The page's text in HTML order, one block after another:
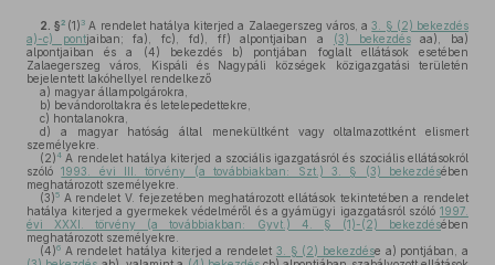
2. §2 (1)3 A rendelet hatálya kiterjed a Zalaegerszeg város, a3. § (2) bekezdés
a)-c) pontjaiban; fa), fc), fd), ff) alpontjaiban a (3) bekezdésaa), ba)
alpontjaiban és a (4) bekezdés b) pontjában foglalt ellátások esetében
Zalaegerszeg város, Kispáli és Nagypáli községek közigazgatási területén
bejelentett lakóhellyel rendelkező
a) magyar állampolgárokra,
b) bevándoroltakra és letelepedettekre,
c) hontalanokra,
d) a magyar hatóság által menekültként vagy oltalmazottként elismert
személyekre.
(2)4 A rendelet hatálya kiterjed a szociális igazgatásról és szociális ellátásokról
szóló1993. évi III. törvény (a továbbiakban: Szt.) 3. § (3) bekezdésében
meghatározott személyekre.
(3)5 A rendelet V. fejezetében meghatározott ellátások tekintetében a rendelet
hatálya kiterjed a gyermekek védelméről és a gyámügyi igazgatásról szóló 1997.
évi XXXI. törvény (a továbbiakban: Gyvt.) 4. § (1)-(2) bekezdésében
meghatározott személyekre.
(4)6 A rendelet hatálya kiterjed a rendelet 3. § (2) bekezdése a) pontjában, a